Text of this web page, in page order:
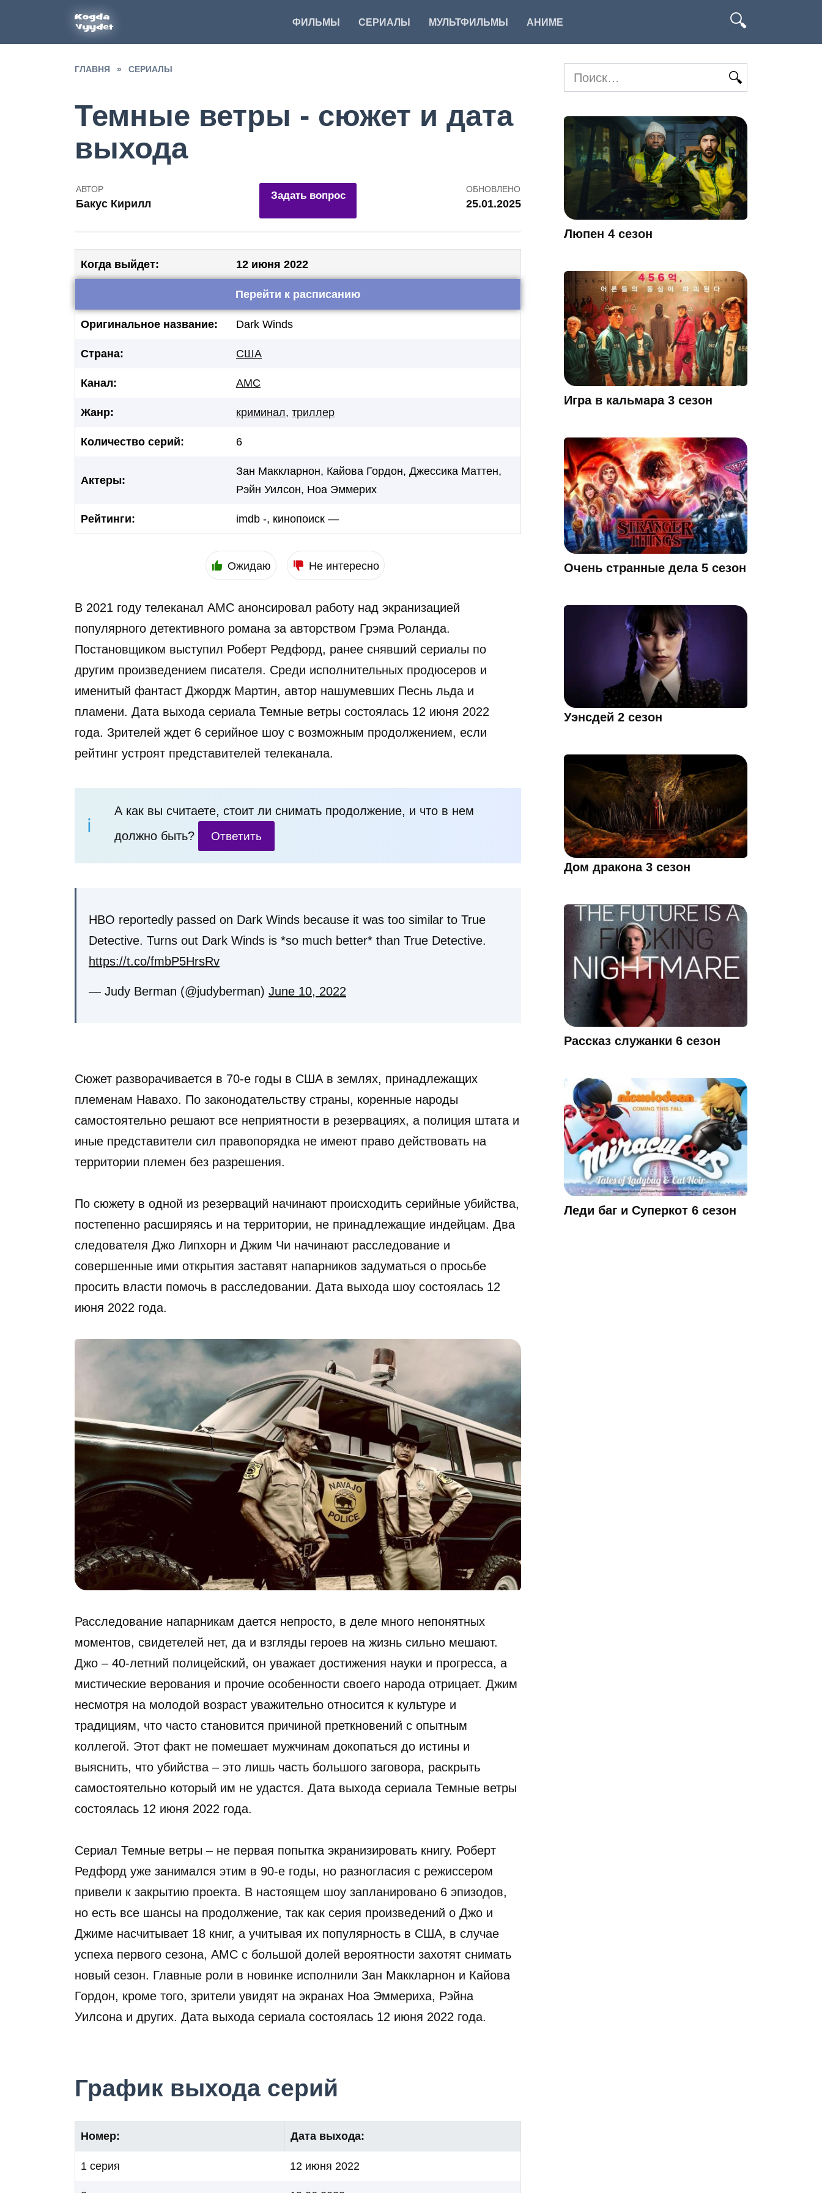
содержанию
ФИЛЬМЫ СЕРИАЛЫ МУЛЬТФИЛЬМЫ АНИМЕ
ГЛАВНЯ » СЕРИАЛЫ
Темные ветры - сюжет и дата
выхода
АВТОР
Бакус Кирилл
Задать вопрос
ОБНОВЛЕНО
25.01.2025
Когда выйдет: 12 июня 2022
Перейти к расписанию
Оригинальное название: Dark Winds
Страна: США
Канал: AMC
Жанр: криминал, триллер
Количество серий: 6
Актеры:
Зан Маккларнон, Кайова Гордон, Джессика Маттен,
Рэйн Уилсон, Ноа Эммерих
Рейтинги: imdb -, кинопоиск —
Ожидаю Не интересно
В 2021 году телеканал AMC анонсировал работу над экранизацией
популярного детективного романа за авторством Грэма Роланда.
Постановщиком выступил Роберт Редфорд, ранее снявший сериалы по
другим произведением писателя. Среди исполнительных продюсеров и
именитый фантаст Джордж Мартин, автор нашумевших Песнь льда и
пламени. Дата выхода сериала Темные ветры состоялась 12 июня 2022
года. Зрителей ждет 6 серийное шоу с возможным продолжением, если
рейтинг устроят представителей телеканала.
А как вы считаете, стоит ли снимать продолжение, и что в нем
должно быть?
Ответить
HBO reportedly passed on Dark Winds because it was too similar to True
Detective. Turns out Dark Winds is *so much better* than True Detective.
https://t.co/fmbP5HrsRv
— Judy Berman (@judyberman) June 10, 2022
Сюжет разворачивается в 70-е годы в США в землях, принадлежащих
племенам Навахо. По законодательству страны, коренные народы
самостоятельно решают все неприятности в резервациях, а полиция штата и
иные представители сил правопорядка не имеют право действовать на
территории племен без разрешения.
По сюжету в одной из резерваций начинают происходить серийные убийства,
постепенно расширяясь и на территории, не принадлежащие индейцам. Два
следователя Джо Липхорн и Джим Чи начинают расследование и
совершенные ими открытия заставят напарников задуматься о просьбе
просить власти помочь в расследовании. Дата выхода шоу состоялась 12
июня 2022 года.
Расследование напарникам дается непросто, в деле много непонятных
моментов, свидетелей нет, да и взгляды героев на жизнь сильно мешают.
Джо – 40-летний полицейский, он уважает достижения науки и прогресса, а
мистические верования и прочие особенности своего народа отрицает. Джим
несмотря на молодой возраст уважительно относится к культуре и
традициям, что часто становится причиной преткновений с опытным
коллегой. Этот факт не помешает мужчинам докопаться до истины и
выяснить, что убийства – это лишь часть большого заговора, раскрыть
самостоятельно который им не удастся. Дата выхода сериала Темные ветры
состоялась 12 июня 2022 года.
Сериал Темные ветры – не первая попытка экранизировать книгу. Роберт
Редфорд уже занимался этим в 90-е годы, но разногласия с режиссером
привели к закрытию проекта. В настоящем шоу запланировано 6 эпизодов,
но есть все шансы на продолжение, так как серия произведений о Джо и
Джиме насчитывает 18 книг, а учитывая их популярность в США, в случае
успеха первого сезона, AMC с большой долей вероятности захотят снимать
новый сезон. Главные роли в новинке исполнили Зан Маккларнон и Кайова
Гордон, кроме того, зрители увидят на экранах Ноа Эммериха, Рэйна
Уилсона и других. Дата выхода сериала состоялась 12 июня 2022 года.
График выхода серий
Номер: Дата выхода:
1 серия 12 июня 2022
Search
for:
Люпен 4 сезон
Игра в кальмара 3 сезон
Очень странные дела 5 сезон
Уэнсдей 2 сезон
Дом дракона 3 сезон
Рассказ служанки 6 сезон
Леди баг и Суперкот 6 сезон